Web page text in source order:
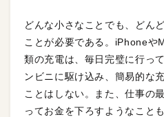
どんな小さなことでも、どん
ことが必要である。iPhoneや
類の充電は、毎日完璧に行っ
ンビニに駆け込み、簡易的な
ことはしない。また、仕事の
ってお金を下ろすようなこと